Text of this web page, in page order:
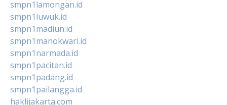
smpn1lamongan.id
smpn1luwuk.id
smpn1madiun.id
smpn1manokwari.id
smpn1narmada.id
smpn1pacitan.id
smpn1padang.id
smpn1pailangga.id
haklijakarta.com